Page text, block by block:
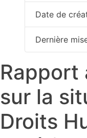
Date de
Dernière
Rapport
sur la
Droits